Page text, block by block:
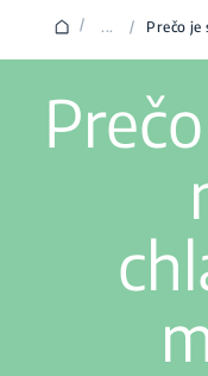
/ ... / Prečo je